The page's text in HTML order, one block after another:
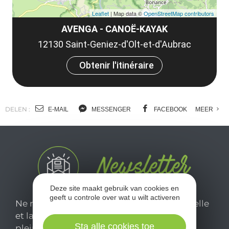
AVENGA - CANOË-KAYAK
12130 Saint-Geniez-d'Olt-et-d'Aubrac
Obtenir l'itinéraire
Leaflet | Map data ©OpenStreetMap contributors
DELEN : E-MAIL MESSENGER FACEBOOK MEER
Ne manquez pas notre newsletter mensuelle
et laissez-vous inspirer pour profiter
Deze site maakt gebruik van cookies en
geeft u controle over wat u wilt activeren
Sta alle cookies toe